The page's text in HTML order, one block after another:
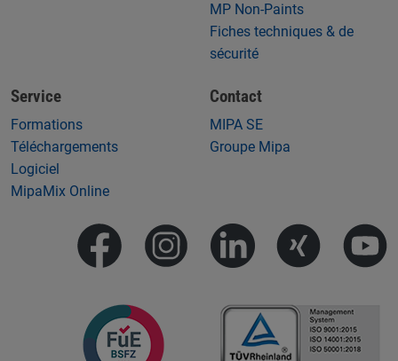
MP Non-Paints
Fiches techniques & de
sécurité
Service
Formations
Téléchargements
Logiciel
MipaMix Online
Contact
MIPA SE
Groupe Mipa